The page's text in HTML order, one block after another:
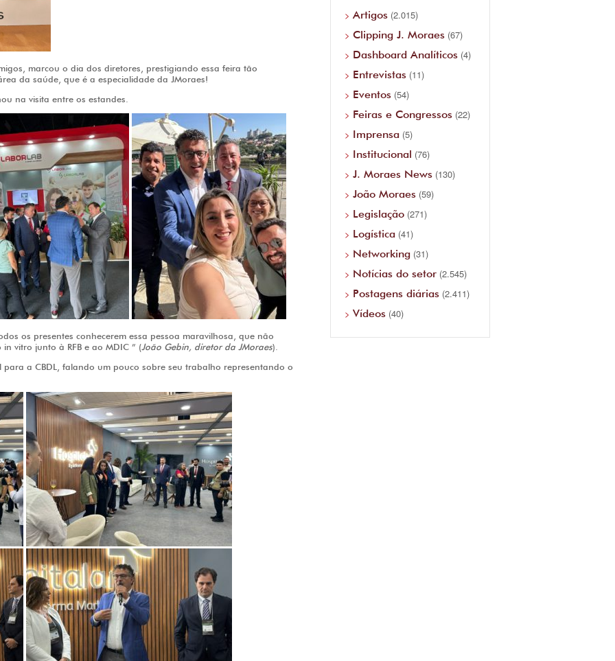
marcou o dia dos diretores, prestigiando essa feira tão
da saúde, que é a especialidade da JMoraes!
na visita entre os estandes.
os presentes conhecerem essa pessoa maravilhosa, que não
vitro junto à RFB e ao MDIC ” (João Gebin, diretor da JMoraes).
a CBDL, falando um pouco sobre seu trabalho representando o
Artigos (2.015)
Clipping J. Moraes (67)
Dashboard Analíticos (4)
Entrevistas (11)
Eventos (54)
Feiras e Congressos (22)
Imprensa (5)
Institucional (76)
J. Moraes News (130)
João Moraes (59)
Legislação (271)
Logística (41)
Networking (31)
Notícias do setor (2.545)
Postagens diárias (2.411)
Vídeos (40)